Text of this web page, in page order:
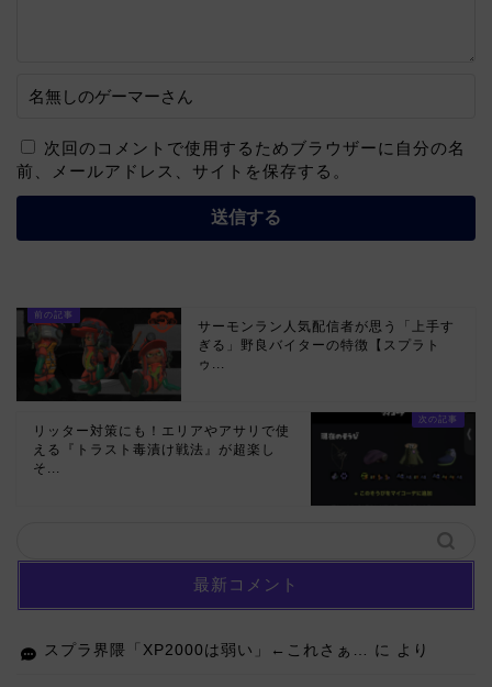
次回のコメントで使用するためブラウザーに自分の名
前、メールアドレス、サイトを保存する。
サーモンラン人気配信者が思う「上手す
ぎる」野良バイターの特徴【スプラト
ゥ...
リッター対策にも！エリアやアサリで使
える『トラスト毒漬け戦法』が超楽し
そ...
最新コメント
スプラ界隈「XP2000は弱い」←これさぁ… に より